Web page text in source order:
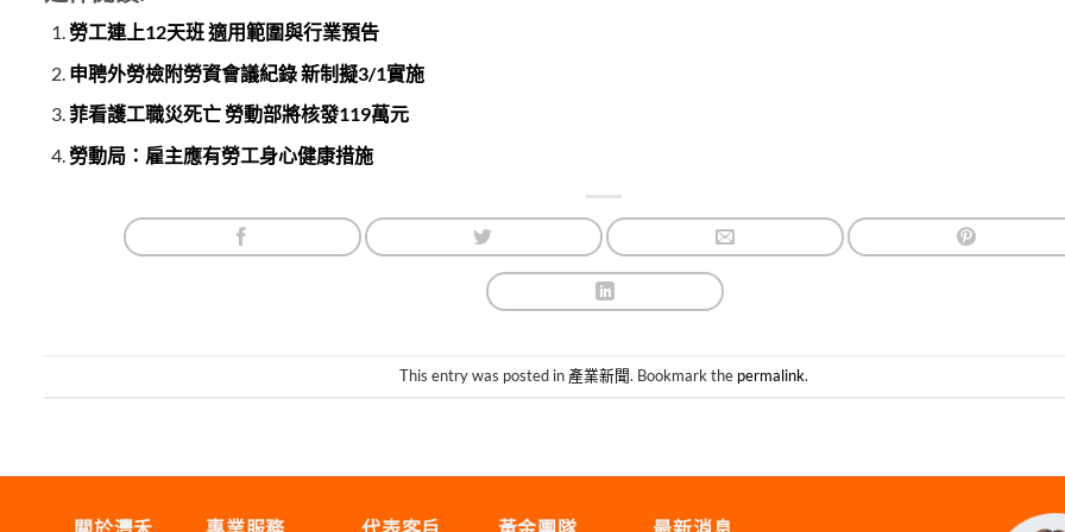
勞工連上12天班 適用範圍與行業預告
申聘外勞檢附勞資會議紀錄 新制擬3/1實施
菲看護工職災死亡 勞動部將核發119萬元
勞動局：雇主應有勞工身心健康措施
This entry was posted in 產業新聞. Bookmark the permalink.